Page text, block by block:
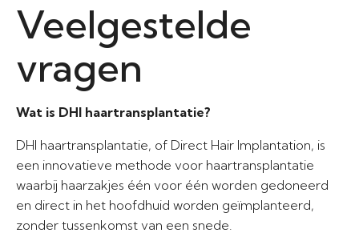
Veelgestelde
vragen
Wat is DHI haartransplantatie?
DHI haartransplantatie, of Direct Hair Implantation, is
een innovatieve methode voor haartransplantatie
waarbij haarzakjes één voor één worden gedoneerd
en direct in het hoofdhuid worden geïmplanteerd,
zonder tussenkomst van een snede.